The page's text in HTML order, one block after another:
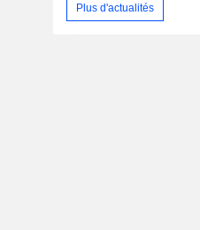
Plus d'actualités